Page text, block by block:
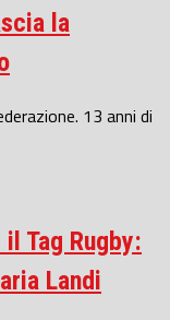
la
13 anni di
Tag Rugby:
Landi